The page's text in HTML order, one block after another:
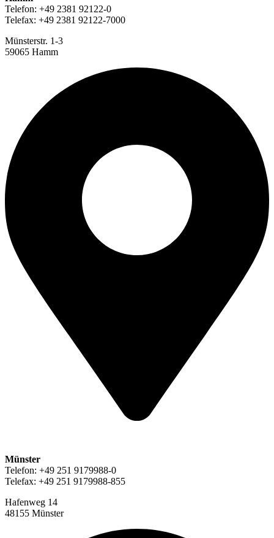
Telefon: +49 2381 92122-0
Telefax: +49 2381 92122-7000
Münsterstr. 1-3
59065 Hamm
Münster
Telefon: +49 251 9179988-0
Telefax: +49 251 9179988-855
Hafenweg 14
48155 Münster